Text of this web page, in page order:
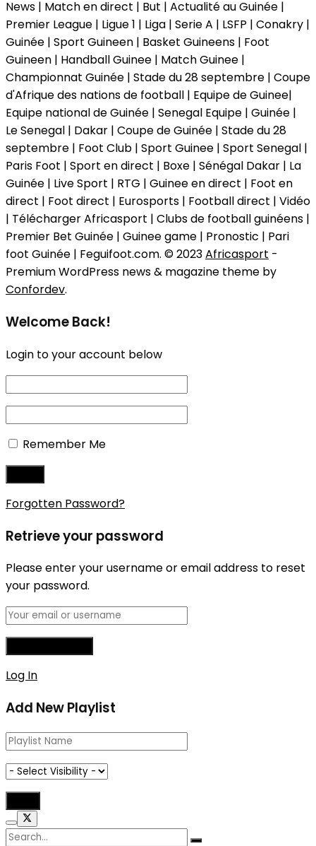
News | Match en direct | But | Actualité au Guinée |
Premier League | Ligue 1 | Liga | Serie A | LSFP | Conakry |
Guinée | Sport Guineen | Basket Guineens | Foot
Guineen | Handball Guinee | Match Guinee |
Championnat Guinée | Stade du 28 septembre | Coupe
d'Afrique des nations de football | Equipe de Guinee|
Equipe national de Guinée | Senegal Equipe | Guinée |
Le Senegal | Dakar | Coupe de Guinée | Stade du 28
septembre | Foot Club | Sport Guinee | Sport Senegal |
Paris Foot | Sport en direct | Boxe | Sénégal Dakar | La
Guinée | Live Sport | RTG | Guinee en direct | Foot en
direct | Foot direct | Eurosports | Football direct | Vidéo
| Télécharger Africasport | Clubs de football guinéens |
Premier Bet Guinée | Guinee game | Pronostic | Pari
foot Guinée | Feguifoot.com. © 2023Africasport -
Premium WordPress news & magazine theme by
Confordev.
Welcome Back!
Login to your account below
Remember Me
Forgotten Password?
Retrieve your password
Please enter your username or email address to reset
your password.
Log In
Add New Playlist